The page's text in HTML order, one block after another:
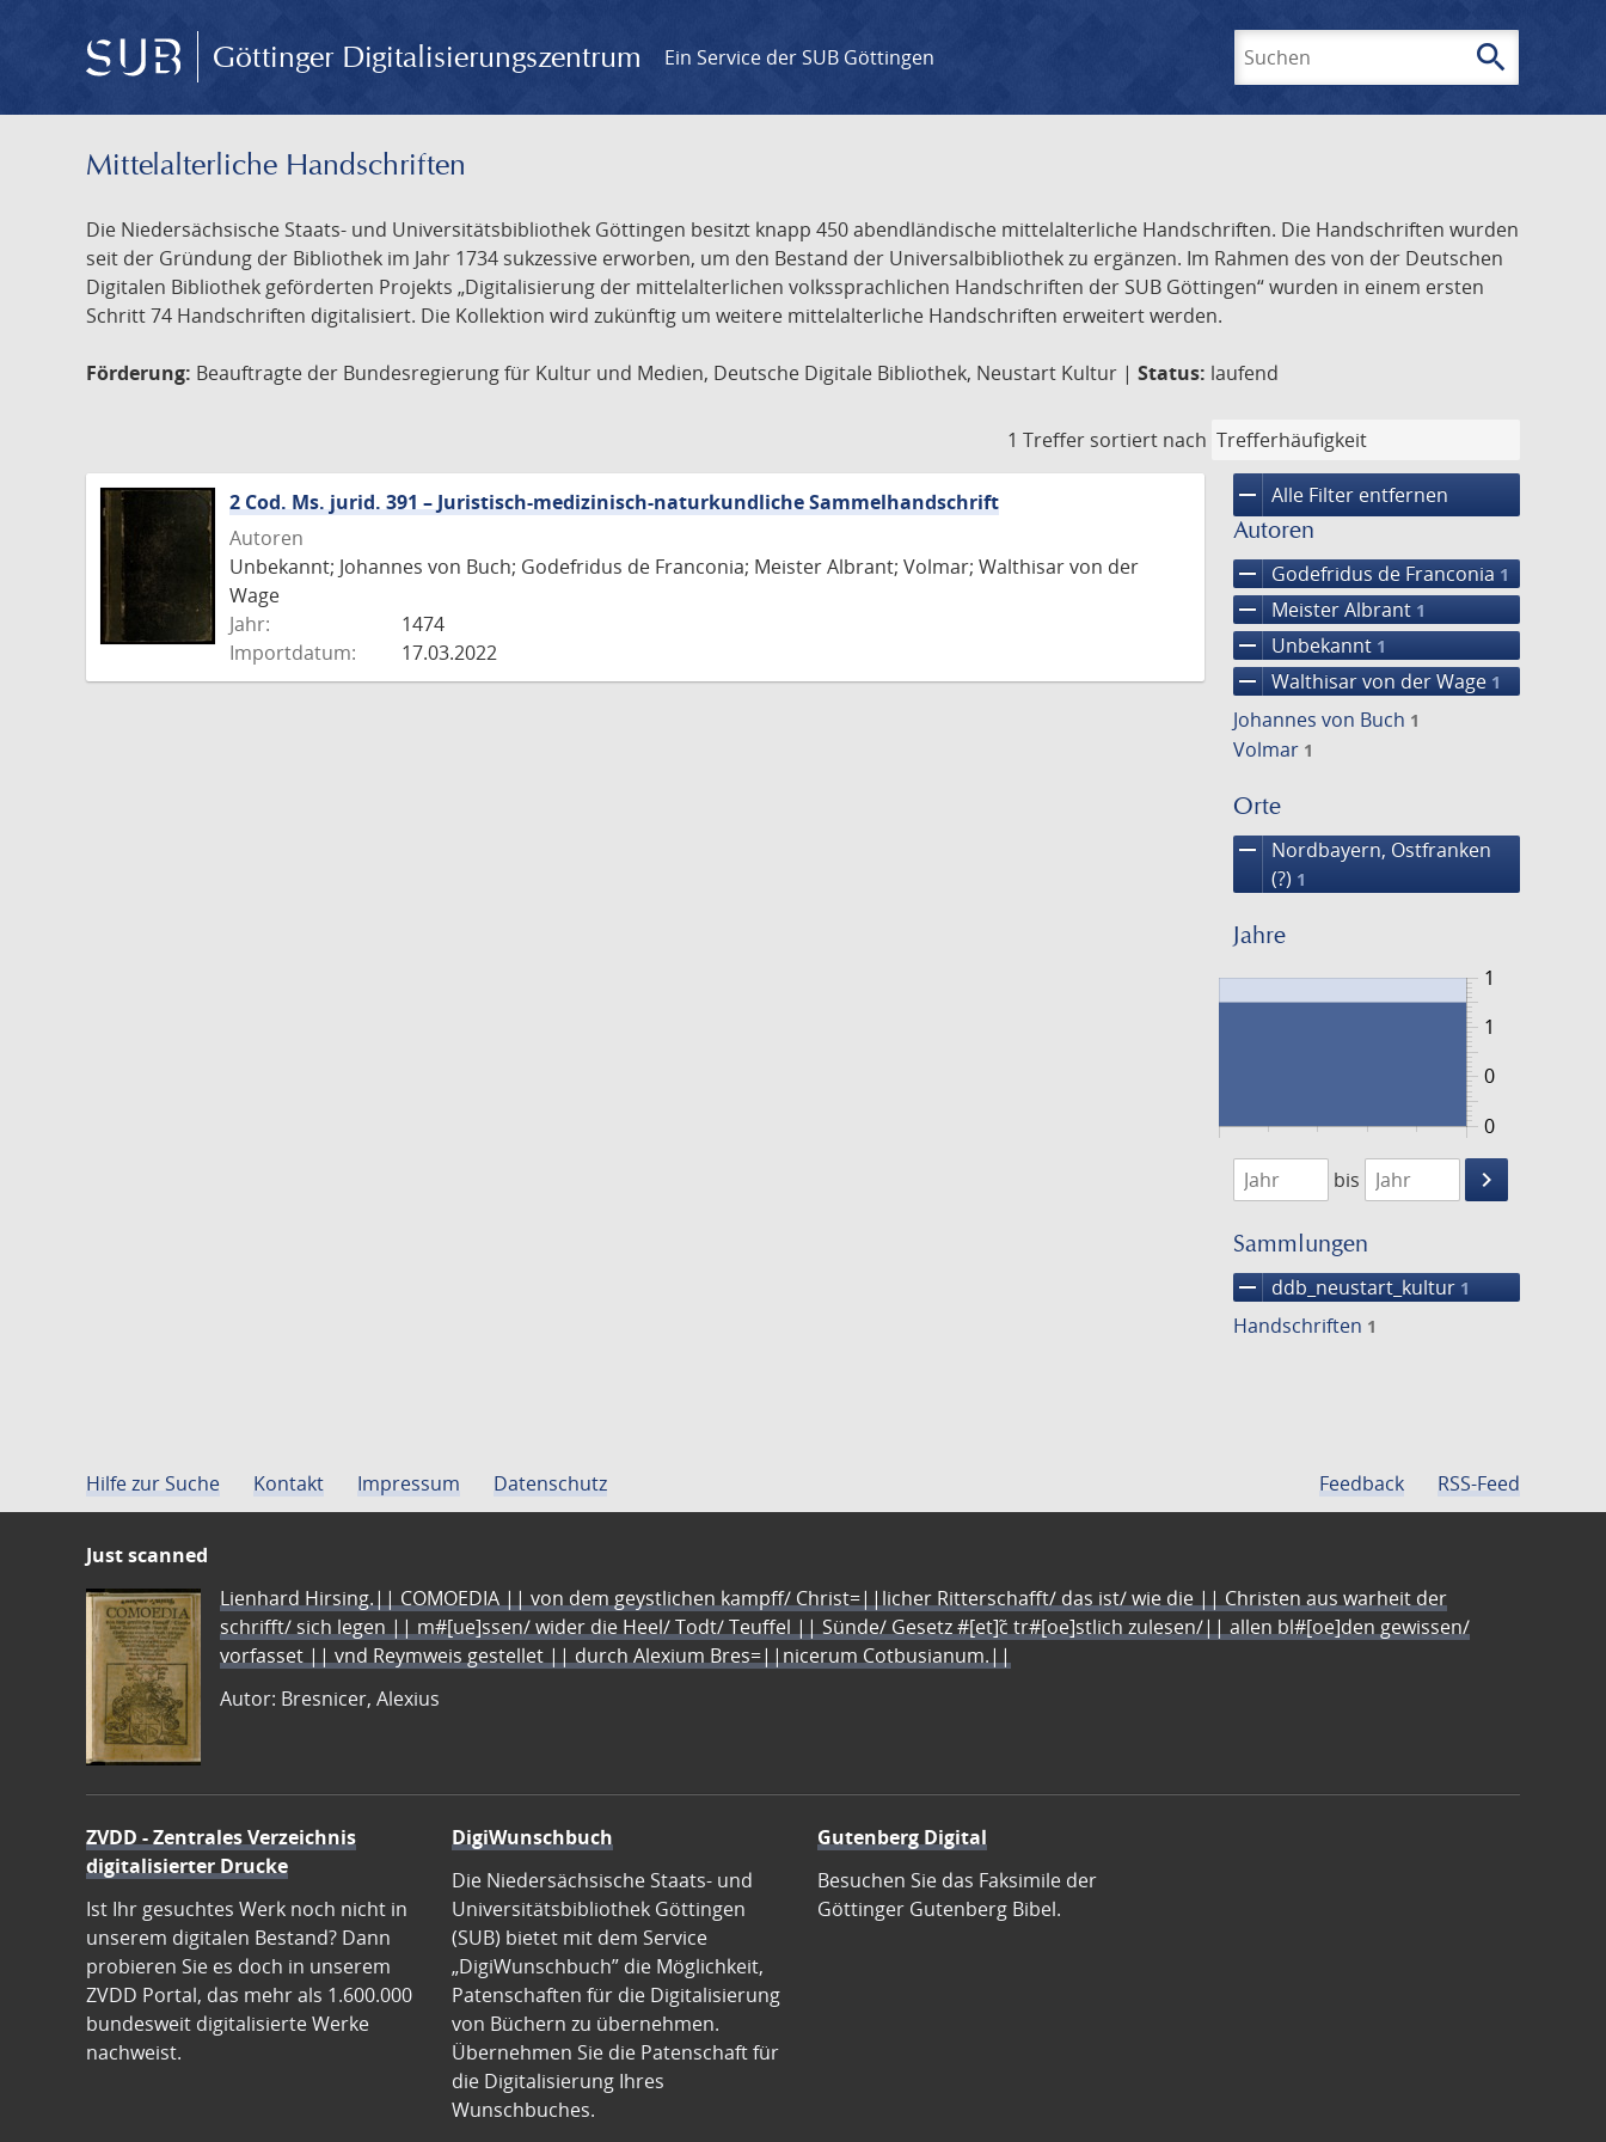
Göttinger Digitalisierungszentrum Ein Service der SUB Göttingen search
Mittelalterliche Handschriften
Die Niedersächsische Staats- und Universitätsbibliothek Göttingen besitzt knapp 450 abendländische mittelalterliche Handschriften. Die Handschriften wurden
seit der Gründung der Bibliothek im Jahr 1734 sukzessive erworben, um den Bestand der Universalbibliothek zu ergänzen. Im Rahmen des von der Deutschen
Digitalen Bibliothek geförderten Projekts „Digitalisierung der mittelalterlichen volkssprachlichen Handschriften der SUB Göttingen“ wurden in einem ersten
Schritt 74 Handschriften digitalisiert. Die Kollektion wird zukünftig um weitere mittelalterliche Handschriften erweitert werden.
Förderung: Beauftragte der Bundesregierung für Kultur und Medien, Deutsche Digitale Bibliothek, Neustart Kultur | Status: laufend
1 Treffer sortiert nach
remove Alle Filter entfernen
Autoren
remove Godefridus de Franconia 1
remove Meister Albrant 1
remove Unbekannt 1
remove Walthisar von der Wage 1
Johannes von Buch 1
Volmar 1
Orte
remove
Nordbayern, Ostfranken
(?) 1
Jahre
0
1
0
1
1474
1475
bis
keyboard_arrow_right
Suche
Sammlungen
remove ddb_neustart_kultur 1
Handschriften 1
2 Cod. Ms. jurid. 391 – Juristisch-medizinisch-naturkundliche Sammelhandschrift
Autoren
Unbekannt; Johannes von Buch; Godefridus de Franconia; Meister Albrant; Volmar; Walthisar von der
Wage
Jahr:
1474
Importdatum:
17.03.2022
Hilfe zur Suche Kontakt Impressum Datenschutz Feedback RSS-Feed
Just scanned
Lienhard Hirsing.|| COMOEDIA || von dem geystlichen kampff/ Christ=||licher Ritterschafft/ das ist/ wie die || Christen aus warheit der
schrifft/ sich legen || m#[ue]ssen/ wider die Heel/ Todt/ Teuffel || Sünde/ Gesetz #[et]c̃ tr#[oe]stlich zulesen/|| allen bl#[oe]den gewissen/
vorfasset || vnd Reymweis gestellet || durch Alexium Bres=||nicerum Cotbusianum.||
Autor: Bresnicer, Alexius
ZVDD - Zentrales Verzeichnis
digitalisierter Drucke
Ist Ihr gesuchtes Werk noch nicht in
unserem digitalen Bestand? Dann
probieren Sie es doch in unserem
ZVDD Portal, das mehr als 1.600.000
bundesweit digitalisierte Werke
nachweist.
DigiWunschbuch
Die Niedersächsische Staats- und
Universitätsbibliothek Göttingen
(SUB) bietet mit dem Service
„DigiWunschbuch” die Möglichkeit,
Patenschaften für die Digitalisierung
von Büchern zu übernehmen.
Übernehmen Sie die Patenschaft für
die Digitalisierung Ihres
Wunschbuches.
Gutenberg Digital
Besuchen Sie das Faksimile der
Göttinger Gutenberg Bibel.